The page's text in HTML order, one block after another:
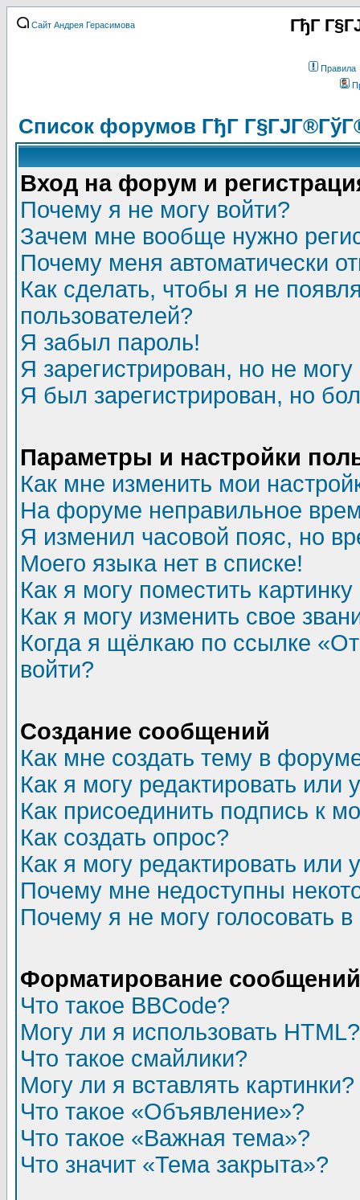
Сайт Андрея Герасимова ГђГ
Правила
Список форумов ГђГ
Вход на форум и
Почему я не могу войти?
Зачем мне вообще нужно
Почему меня автоматически
Как сделать, чтобы я не
пользователей?
Я забыл пароль!
Я зарегистрирован, но не могу
Я был зарегистрирован, но
Параметры и настройки
Как мне изменить мои
На форуме неправильное
Я изменил часовой пояс, но
Моего языка нет в списке!
Как я могу поместить
Как я могу изменить свое
Когда я щёлкаю по ссылке
войти?
Создание сообщений
Как мне создать тему в
Как я могу редактировать или
Как присоединить подпись к
Как создать опрос?
Как я могу редактировать или
Почему мне недоступны
Почему я не могу голосовать
Форматирование
Что такое BBCode?
Могу ли я использовать HTML?
Что такое смайлики?
Могу ли я вставлять картинки?
Что такое «Объявление»?
Что такое «Важная тема»?
Что значит «Тема закрыта»?